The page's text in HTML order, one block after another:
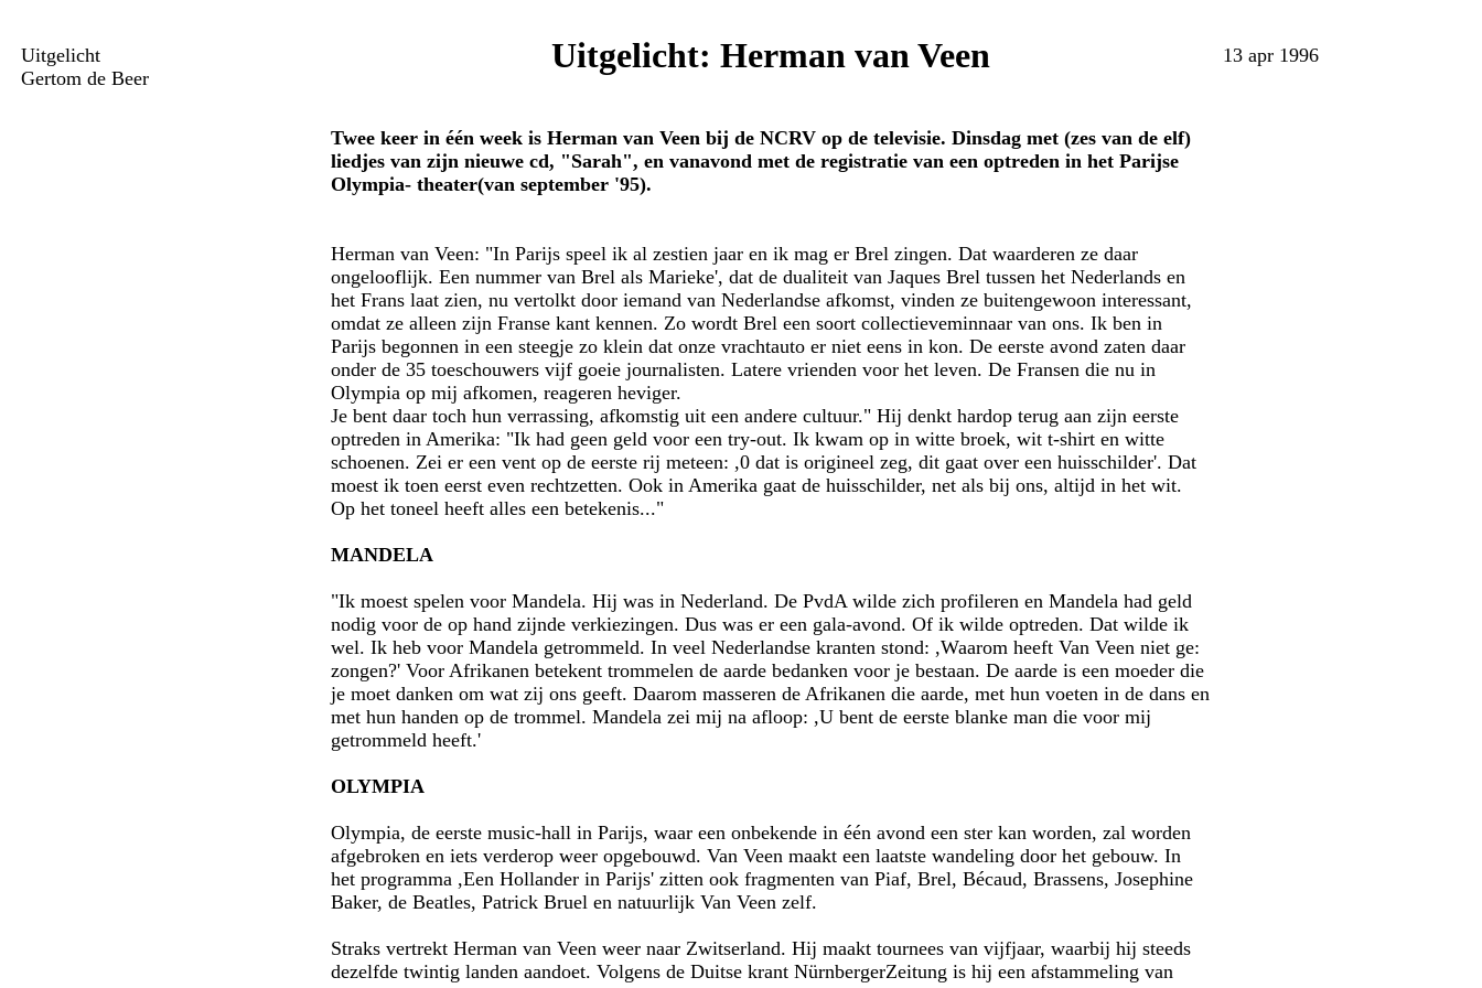
Uitgelicht
Gertom de Beer
Uitgelicht: Herman van Veen 13 apr 1996
Twee keer in één week is Herman van Veen bij de NCRV op de televisie. Dinsdag met (zes van de elf)
liedjes van zijn nieuwe cd, "Sarah", en vanavond met de registratie van een optreden in het Parijse
Olympia- theater(van september '95).
Herman van Veen: "In Parijs speel ik al zestien jaar en ik mag er Brel zingen. Dat waarderen ze daar
ongelooflijk. Een nummer van Brel als Marieke', dat de dualiteit van Jaques Brel tussen het Nederlands en
het Frans laat zien, nu vertolkt door iemand van Nederlandse afkomst, vinden ze buitengewoon interessant,
omdat ze alleen zijn Franse kant kennen. Zo wordt Brel een soort collectieveminnaar van ons. Ik ben in
Parijs begonnen in een steegje zo klein dat onze vrachtauto er niet eens in kon. De eerste avond zaten daar
onder de 35 toeschouwers vijf goeie journalisten. Latere vrienden voor het leven. De Fransen die nu in
Olympia op mij afkomen, reageren heviger.
Je bent daar toch hun verrassing, afkomstig uit een andere cultuur." Hij denkt hardop terug aan zijn eerste
optreden in Amerika: "Ik had geen geld voor een try-out. Ik kwam op in witte broek, wit t-shirt en witte
schoenen. Zei er een vent op de eerste rij meteen: ,0 dat is origineel zeg, dit gaat over een huisschilder'. Dat
moest ik toen eerst even rechtzetten. Ook in Amerika gaat de huisschilder, net als bij ons, altijd in het wit.
Op het toneel heeft alles een betekenis..."
MANDELA
"Ik moest spelen voor Mandela. Hij was in Nederland. De PvdA wilde zich profileren en Mandela had geld
nodig voor de op hand zijnde verkiezingen. Dus was er een gala-avond. Of ik wilde optreden. Dat wilde ik
wel. Ik heb voor Mandela getrommeld. In veel Nederlandse kranten stond: ,Waarom heeft Van Veen niet ge:
zongen?' Voor Afrikanen betekent trommelen de aarde bedanken voor je bestaan. De aarde is een moeder die
je moet danken om wat zij ons geeft. Daarom masseren de Afrikanen die aarde, met hun voeten in de dans en
met hun handen op de trommel. Mandela zei mij na afloop: ,U bent de eerste blanke man die voor mij
getrommeld heeft.'
OLYMPIA
Olympia, de eerste music-hall in Parijs, waar een onbekende in één avond een ster kan worden, zal worden
afgebroken en iets verderop weer opgebouwd. Van Veen maakt een laatste wandeling door het gebouw. In
het programma ,Een Hollander in Parijs' zitten ook fragmenten van Piaf, Brel, Bécaud, Brassens, Josephine
Baker, de Beatles, Patrick Bruel en natuurlijk Van Veen zelf.
Straks vertrekt Herman van Veen weer naar Zwitserland. Hij maakt tournees van vijfjaar, waarbij hij steeds
dezelfde twintig landen aandoet. Volgens de Duitse krant NürnbergerZeitung is hij een afstammeling van